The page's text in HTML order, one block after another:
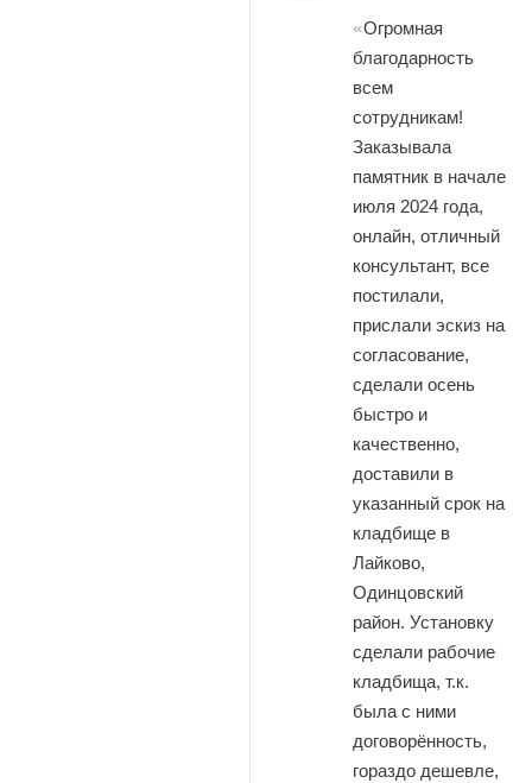
Огромная
благодарность
всем
сотрудникам!
Заказывала
памятник в начале
июля 2024 года,
онлайн, отличный
консультант, все
постилали,
прислали эскиз на
согласование,
сделали осень
быстро и
качественно,
доставили в
указанный срок на
кладбище в
Лайково,
Одинцовский
район. Установку
сделали рабочие
кладбища, т.к.
была с ними
договорённость,
гораздо дешевле,